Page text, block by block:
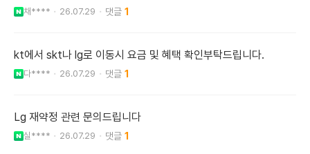
채**** 26.07.29 1
kt에서 skt나 lg로 이동시 요금 및 혜택 확인부탁드립니다.
다**** 26.07.29 1
Lg 재약정 관련 문의드립니다
실**** 26.07.29 1